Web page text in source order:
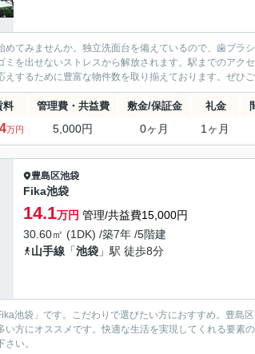
めてみませんか。独立洗面台を備えているので、歯ブラ
ミを出せないストレスから解放されます。駅までのアク
するために豊富な物件数を取り揃えております。ぜひご
料 管理費・共益費 敷金/保証金 礼金
万円 5,000円 0ヶ月 1ヶ月
豊島区池袋
Fika池袋
14.1万円 管理/共益費15,000円
30.60㎡ (1DK) /築7年 /5階建
山手線 「池袋 」駅 徒歩8分
池袋」です。こだわりで選びたい方におすすめ。豊島
い方にオススメです。快適な生活を実現してくれる要素
い。